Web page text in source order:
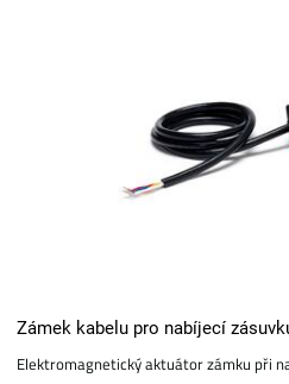
Zámek kabelu pro nabíjecí
Elektromagnetický aktuátor zámku při